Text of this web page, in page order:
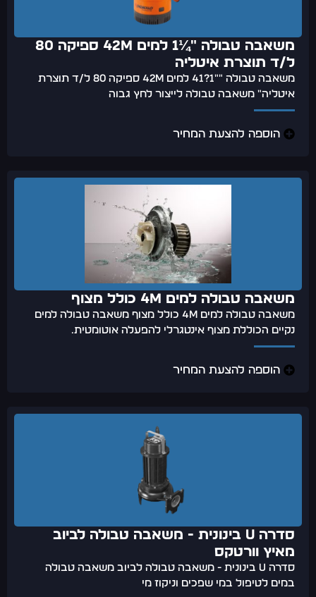
משאבה טבולה "¼1 למים 42m ספיקה 80
ל/ד תוצרת איטליה
משאבה טבולה ""1?41 למים 42m ספיקה 80 ל/ד תוצרת
איטליה" משאבה טבולה לייצור לחץ גבוה
הוספה להצעת המחיר
משאבה טבולה למים 4M כולל מצוף
משאבה טבולה למים 4M כולל מצוף משאבה טבולה למים
נקיים הכוללת מצוף אינטגרלי להפעלה אוטומטית.
הוספה להצעת המחיר
סדרה U בינונית - משאבה טבולה לביוב
מאיץ וורטקס
סדרה U בינונית - משאבה טבולה לביוב משאבה טבולה
במים לטיפול במי שפכים וניקוז מי